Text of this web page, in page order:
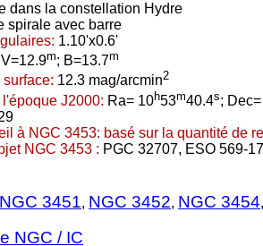
dans la constellation Hydre
spirale avec barre
1.10'x0.6'
V=12.9m; B=13.7m
12.3 mag/arcmin2
J2000: Ra= 10h53m40.4s;
à NGC 3453: basé sur la quantité de
NGC 3453 : PGC 32707, ESO 569-
NGC 3451, NGC 3452, NGC 3454
NGC / IC